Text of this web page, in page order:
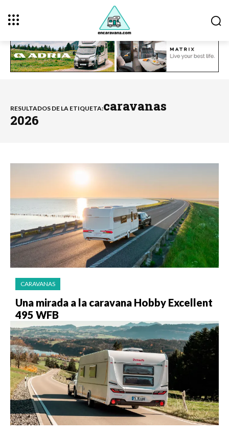
RESULTADOS DE LA ETIQUETA:caravanas
2026
CARAVANAS
Una mirada a la caravana Hobby Excellent
495 WFB